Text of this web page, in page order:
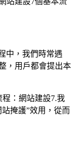
中，我們時常遇
，用戶都會提出本
：網站建設7.我
掩護”效用，從而